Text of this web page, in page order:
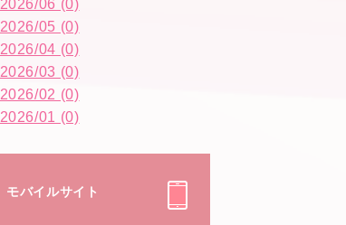
2026/06 (0)
2026/05 (0)
2026/04 (0)
2026/03 (0)
2026/02 (0)
2026/01 (0)
モバイルサイト